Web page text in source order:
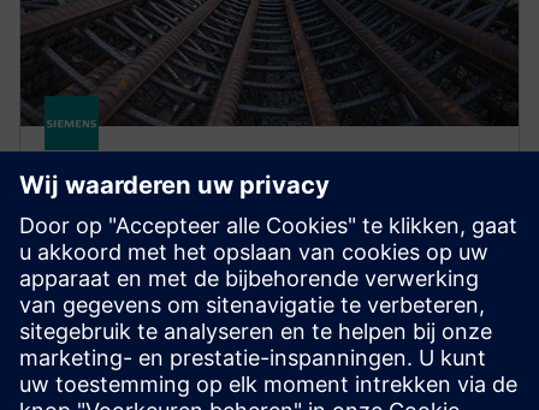
STRUCTURAL ANALYSIS FOR AEC
Simcenter S-Frame Foundation
Structural design software for deep and shallow
foundation analysis and design, supporting civil,
structural and geotechnical engineers.